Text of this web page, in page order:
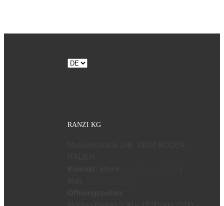
Sprache
RANZI KG